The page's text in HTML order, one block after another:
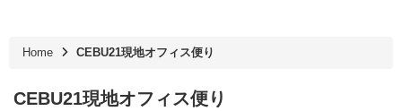
Home CEBU21現地オフィス便り
CEBU21現地オフィス便り